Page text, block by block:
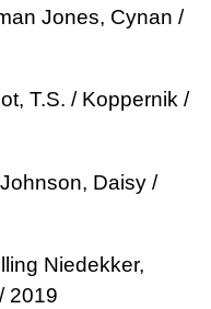
Jones, Cynan /
T.S. / Koppernik /
Johnson, Daisy /
Niedekker,
2019